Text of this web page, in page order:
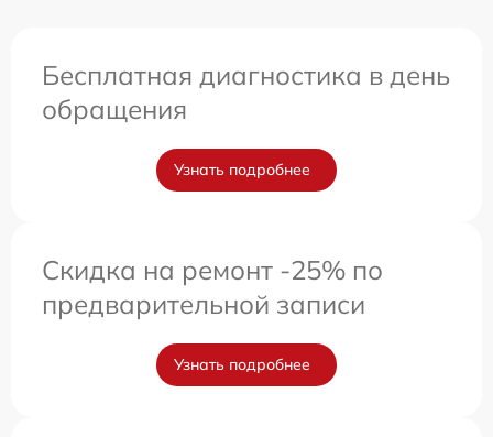
Бесплатная диагностика в день
обращения
Узнать подробнее
Скидка на ремонт -25% по
предварительной записи
Узнать подробнее